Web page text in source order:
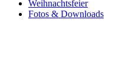
Weihnachtsfeier
Fotos & Downloads